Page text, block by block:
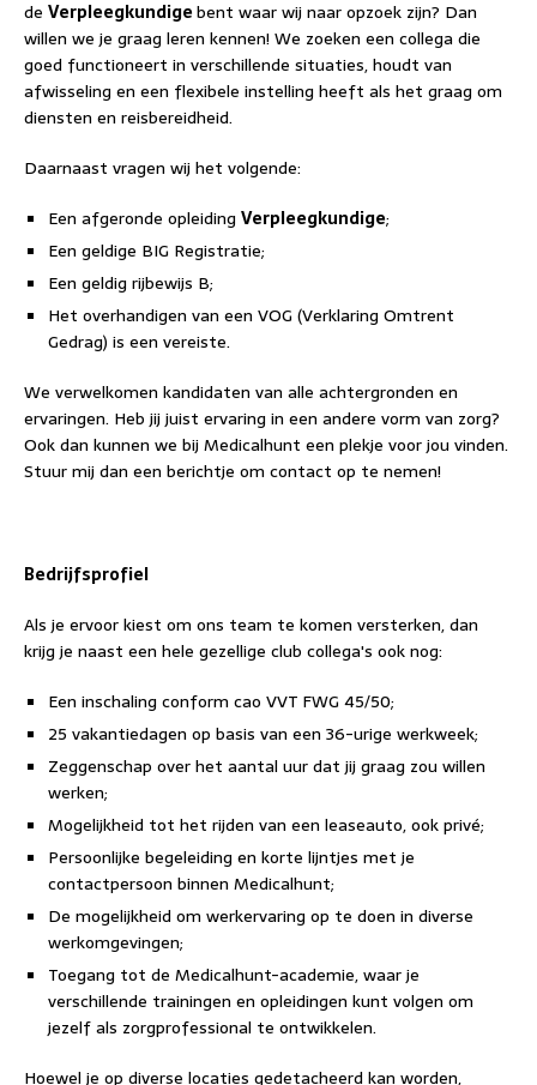
de Verpleegkundigebent waar wij naar opzoek zijn? Dan
willen we je graag leren kennen! We zoeken een collega die
goed functioneert in verschillende situaties, houdt van
afwisseling en een flexibele instelling heeft als het graag om
diensten en reisbereidheid.
Daarnaast vragen wij het volgende:
Een afgeronde opleiding Verpleegkundige;
Een geldige BIG Registratie;
Een geldig rijbewijs B;
Het overhandigen van een VOG (Verklaring Omtrent
Gedrag) is een vereiste.
We verwelkomen kandidaten van alle achtergronden en
ervaringen. Heb jij juist ervaring in een andere vorm van zorg?
Ook dan kunnen we bij Medicalhunt een plekje voor jou vinden.
Stuur mij dan een berichtje om contact op te nemen!
Bedrijfsprofiel
Als je ervoor kiest om ons team te komen versterken, dan
krijg je naast een hele gezellige club collega's ook nog:
Een inschaling conform cao VVT FWG 45/50;
25 vakantiedagen op basis van een 36-urige werkweek;
Zeggenschap over het aantal uur dat jij graag zou willen
werken;
Mogelijkheid tot het rijden van een leaseauto, ook privé;
Persoonlijke begeleiding en korte lijntjes met je
contactpersoon binnen Medicalhunt;
De mogelijkheid om werkervaring op te doen in diverse
werkomgevingen;
Toegang tot de Medicalhunt-academie, waar je
verschillende trainingen en opleidingen kunt volgen om
jezelf als zorgprofessional te ontwikkelen.
Hoewel je op diverse locaties gedetacheerd kan worden,